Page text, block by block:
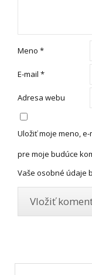
Meno *
E-mail *
Adresa webu
Uložiť moje meno,
pre moje budúce
Vaše osobné údaje